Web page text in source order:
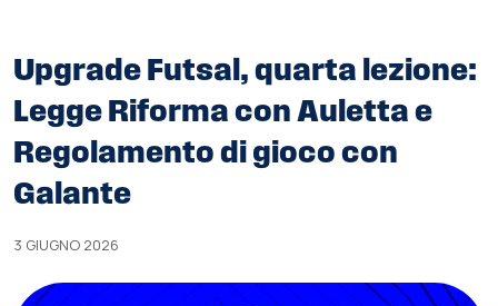
Upgrade Futsal, quarta lezione:
Legge Riforma con Auletta e
Regolamento di gioco con
Galante
3 GIUGNO 2026